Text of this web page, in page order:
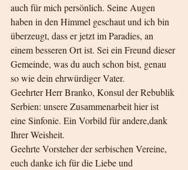
auch für mich persönlich. Seine Augen
haben in den Himmel geschaut und ich bin
überzeugt, dass er jetzt im Paradies, an
einem besseren Ort ist. Sei ein Freund dieser
Gemeinde, was du auch schon bist, genau
so wie dein ehrwürdiger Vater.
Geehrter Herr Branko, Konsul der Rebublik
Serbien: unsere Zusammenarbeit hier ist
eine Sinfonie. Ein Vorbild für andere,dank
Ihrer Weisheit.
Geehrte Vorsteher der serbischen Vereine,
euch danke ich für die Liebe und